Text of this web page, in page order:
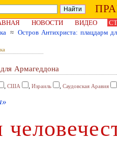
НОВОСТИ ВИДЕО
≈ Остров Антихриста: плацдарм
Армагеддона
, США , Израиль , Саудовская Аравия